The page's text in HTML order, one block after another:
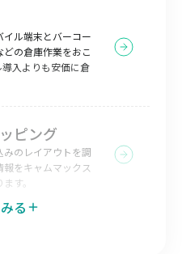
イル端末とバーコー
の倉庫作業をおこ
入よりも安価に倉
ピング
のレイアウトを調
をキャムマックス
す。
る